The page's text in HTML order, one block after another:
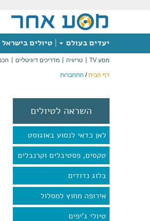
יעדים בעולם טיולים בישראל
מסע TV טריוויה מדריכים דיגיטליים
דף הבית/ התחברות
השראה לטיולים
לאן כדאי לנסוע באוגוסט
טקסים, פסטיבלים וקרנבלים
בלוג נדודים
אירופה מחוץ למסלול
טיולי ג'יפים